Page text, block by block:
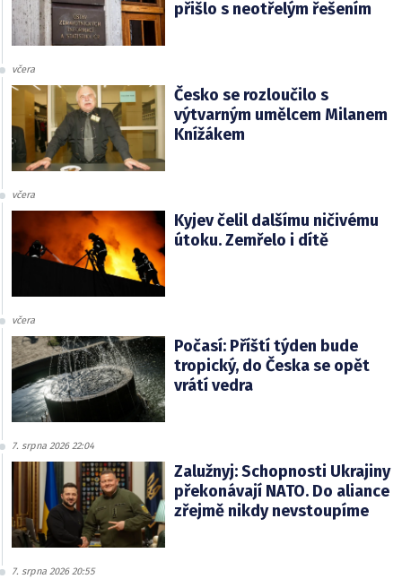
přišlo s neotřelým řešením
včera
Česko se rozloučilo s
výtvarným umělcem Milanem
Knížákem
včera
Kyjev čelil dalšímu ničivému
útoku. Zemřelo i dítě
včera
Počasí: Příští týden bude
tropický, do Česka se opět
vrátí vedra
7. srpna 2026 22:04
Zalužnyj: Schopnosti Ukrajiny
překonávají NATO. Do aliance
zřejmě nikdy nevstoupíme
7. srpna 2026 20:55